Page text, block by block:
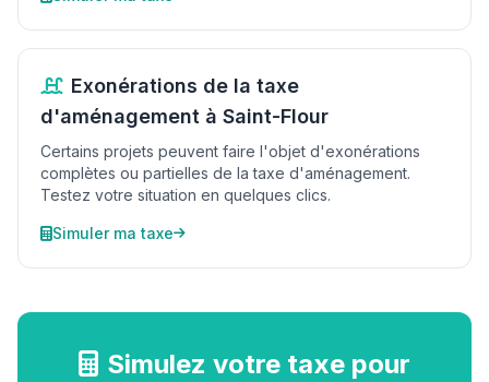
Exonérations de la taxe
d'aménagement à Saint-Flour
Certains projets peuvent faire l'objet d'exonérations
complètes ou partielles de la taxe d'aménagement.
Testez votre situation en quelques clics.
Simuler ma taxe
Simulez votre taxe pour